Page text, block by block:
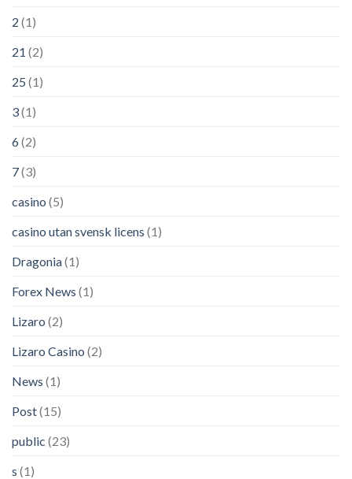
2 (1)
21 (2)
25 (1)
3(1)
6(2)
7(3)
casino (5)
casino utan svensk licens (1)
Dragonia(1)
Forex News (1)
Lizaro (2)
Lizaro Casino (2)
News (1)
Post(15)
public (23)
s (1)